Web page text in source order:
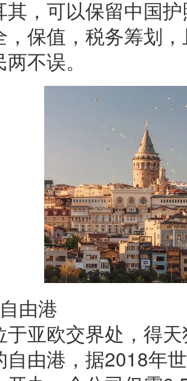
其，可以保留中国
，保值，税务筹划
不误。
由港
于亚欧交界处，得
自由港，据2018年